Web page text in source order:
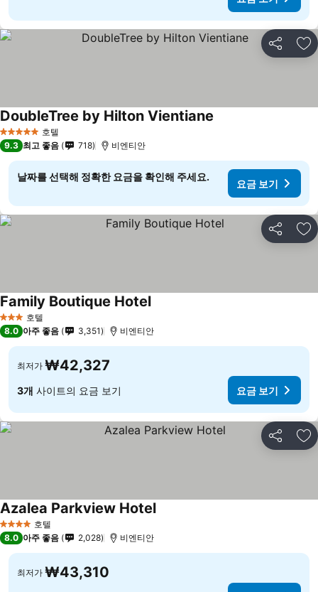
공유 즐
5 성급 호텔
DoubleTree by Hilton Vientiane
9.3 최고 좋음 718 비엔티안
날짜를 선택해 정확한 요금을 확인해 주세요.
요금 보기
공유 즐
3 성급 호텔
Family Boutique Hotel요금 보기
8.0 아주 좋음 3,351 비엔티안
최저가 ₩42,327
3개 사이트의 요금 보기 요금 보기
공유 즐
4 성급 호텔
Azalea Parkview Hotel요금 보기
8.0 아주 좋음 2,028 비엔티안
최저가 ₩43,310